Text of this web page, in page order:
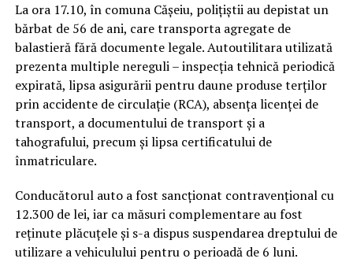
La ora 17.10, în comuna Cășeiu, polițiștii au depistat un
bărbat de 56 de ani, care transporta agregate de
balastieră fără documente legale. Autoutilitara utilizată
prezenta multiple nereguli – inspecția tehnică periodică
expirată, lipsa asigurării pentru daune produse terților
prin accidente de circulație (RCA), absența licenței de
transport, a documentului de transport și a
tahografului, precum și lipsa certificatului de
înmatriculare.
Conducătorul auto a fost sancționat contravențional cu
12.300 de lei, iar ca măsuri complementare au fost
reținute plăcuțele și s-a dispus suspendarea dreptului de
utilizare a vehiculului pentru o perioadă de 6 luni.